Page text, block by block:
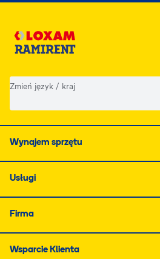
Zmień język / kraj
Wynajem sprzętu
Usługi
Firma
Wsparcie Klienta